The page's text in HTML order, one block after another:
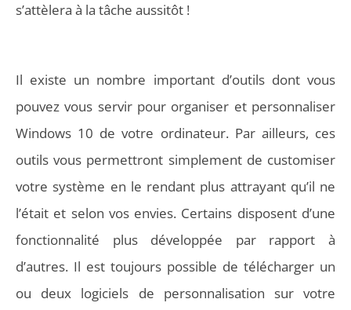
s’attèlera à la tâche aussitôt !
Il existe un nombre important d’outils dont vous
pouvez vous servir pour organiser et personnaliser
Windows 10 de votre ordinateur. Par ailleurs, ces
outils vous permettront simplement de customiser
votre système en le rendant plus attrayant qu’il ne
l’était et selon vos envies. Certains disposent d’une
fonctionnalité plus développée par rapport à
d’autres. Il est toujours possible de télécharger un
ou deux logiciels de personnalisation sur votre